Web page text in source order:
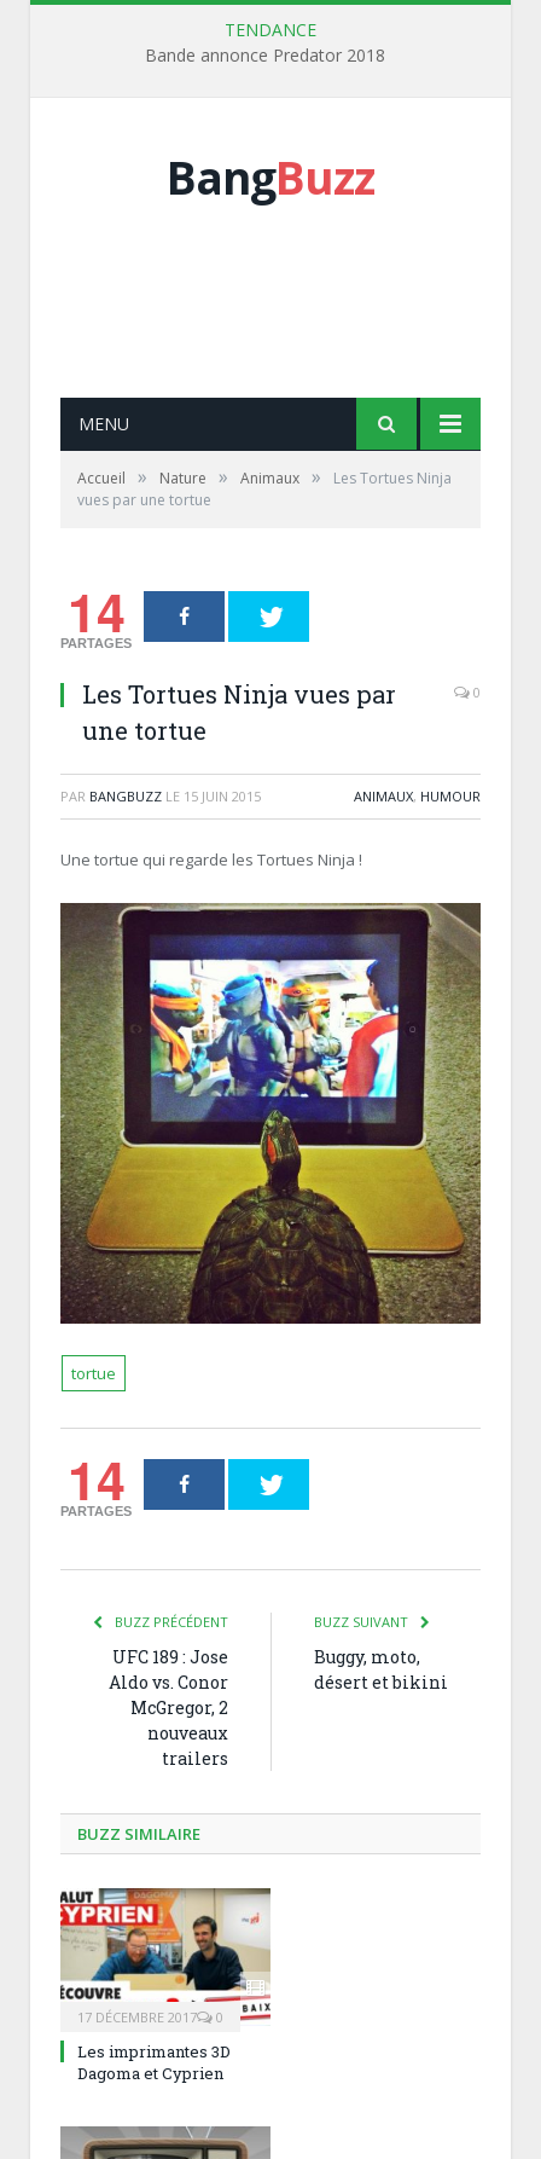
TENDANCE
Bande annonce Predator 2018
BangBuzz
MENU
Accueil » Nature » Animaux »
Les Tortues Ninja
vues par une tortue
14
PARTAGES
Les Tortues Ninja vues par
une tortue
0
PAR BANGBUZZ LE 15 JUIN 2015 ANIMAUX, HUMOUR
Une tortue qui regarde les Tortues Ninja !
tortue
14
PARTAGES
BUZZ PRÉCÉDENT
UFC 189 : Jose
Aldo vs. Conor
McGregor, 2
nouveaux
trailers
BUZZ SUIVANT
Buggy, moto,
désert et bikini
BUZZ SIMILAIRE
17 DÉCEMBRE 2017 0
Les imprimantes 3D
Dagoma et Cyprien